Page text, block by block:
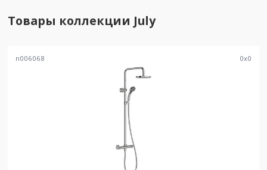
Товары коллекции July
n006068 0x0